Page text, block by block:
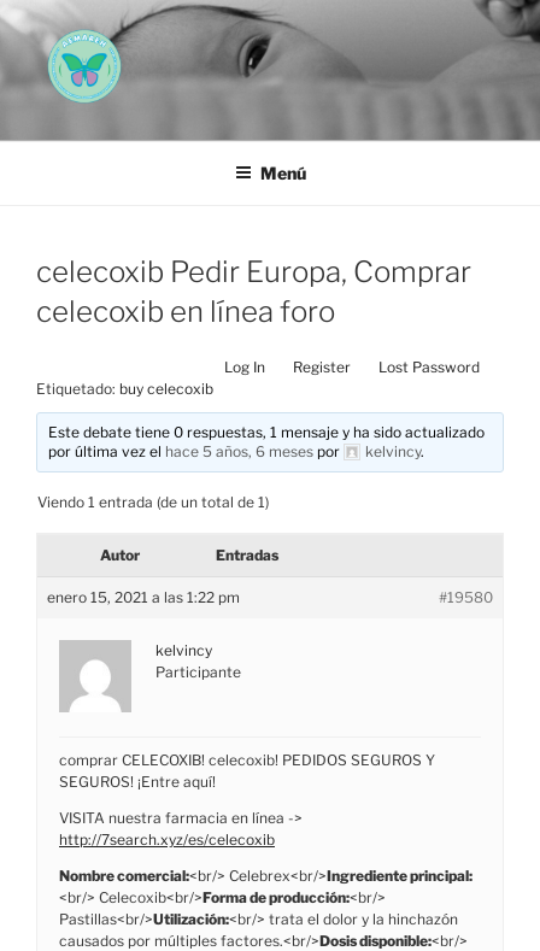
Saltar
al
contenido
AEMAREH
Menú
celecoxib Pedir Europa, Comprar
celecoxib en línea foro
Log In Register
Lost Password
Etiquetado: buy celecoxib
Este debate tiene 0 respuestas, 1 mensaje y ha sido actualizado
por última vez el hace 5 años, 6 meses por kelvincy.
Viendo 1 entrada (de un total de 1)
Autor Entradas
enero 15, 2021 a las 1:22 pm #19580
kelvincy
Participante
comprar CELECOXIB! celecoxib! PEDIDOS SEGUROS Y
SEGUROS! ¡Entre aquí!
VISITA nuestra farmacia en línea ->
http://7search.xyz/es/celecoxib
Nombre comercial:<br/> Celebrex<br/>Ingrediente principal:
<br/> Celecoxib<br/>Forma de producción:<br/>
Pastillas<br/>Utilización:<br/> trata el dolor y la hinchazón
causados por múltiples factores.<br/>Dosis disponible:<br/>